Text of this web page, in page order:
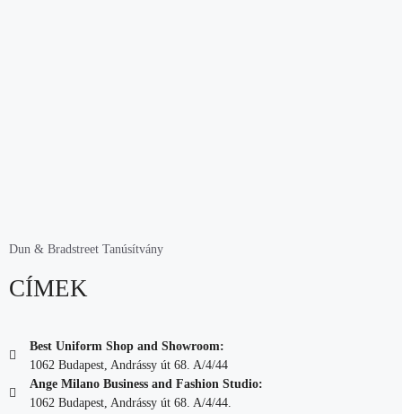
Dun & Bradstreet Tanúsítvány
CÍMEK
Best Uniform Shop and Showroom:
1062 Budapest, Andrássy út 68. A/4/44
Ange Milano Business and Fashion Studio:
1062 Budapest, Andrássy út 68. A/4/44.